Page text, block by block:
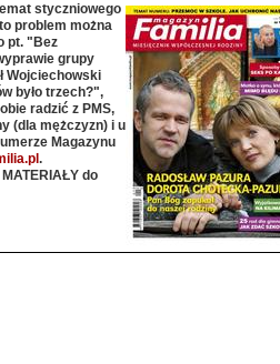
styczniowego
problem można
pt. "Bez
grupy
Wojciechowski
było trzech?",
radzić z PMS,
(dla mężczyzn) i u
Magazynu
.
do